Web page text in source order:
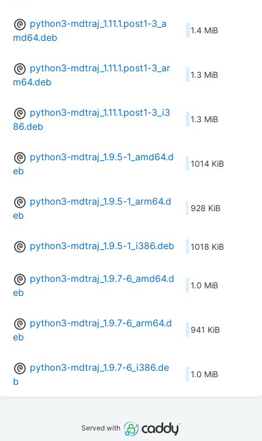
python3-mdtraj_1.11.1.post1-3_a
md64.deb
1.4 MiB
python3-mdtraj_1.11.1.post1-3_ar
m64.deb
1.3 MiB
python3-mdtraj_1.11.1.post1-3_i3
86.deb
1.3 MiB
python3-mdtraj_1.9.5-1_amd64.d
eb
1014 KiB
python3-mdtraj_1.9.5-1_arm64.d
eb
928 KiB
python3-mdtraj_1.9.5-1_i386.deb 1018 KiB
python3-mdtraj_1.9.7-6_amd64.d
eb
1.0 MiB
python3-mdtraj_1.9.7-6_arm64.d
eb
941 KiB
python3-mdtraj_1.9.7-6_i386.de
b
1.0 MiB
Served with